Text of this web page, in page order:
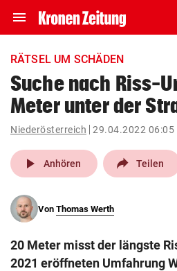
menu Navigation
ein-/ausklappen
account_circle Anmelden
pin_drop
Wien
search
eingeben
RÄTSEL UM SCHÄDEN
Suche nach Riss-
Meter unter der
Niederösterreich 29.04.2022 06:05
play_arrow Anhören Teilen
Von Thomas Werth
20 Meter misst der längste
2021 eröffneten Umfahrung